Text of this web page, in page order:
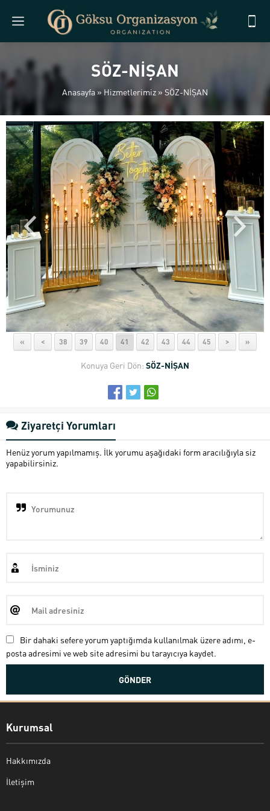
SÖZ-NİŞAN
Anasayfa »Hizmetlerimiz » SÖZ-NİŞAN
« < 38 39 40 41 42 43 44 45 > »
Konuya Geri Dön: SÖZ-NİŞAN
Ziyaretçi Yorumları
Henüz yorum yapılmamış. İlk yorumu aşağıdaki form aracılığıyla siz
yapabilirsiniz.
Bir dahaki sefere yorum yaptığımda kullanılmak üzere adımı, e-
posta adresimi ve web site adresimi bu tarayıcıya kaydet.
Kurumsal
Hakkımızda
İletişim